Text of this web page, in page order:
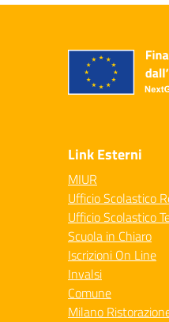
Link Esterni
MIUR
Ufficio Scolastico
Ufficio Scolastico
Scuola in Chiaro
Iscrizioni On Line
Invalsi
Comune
Milano